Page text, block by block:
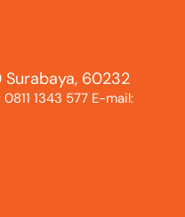
Surabaya, 60232
1343 577 E-mail: